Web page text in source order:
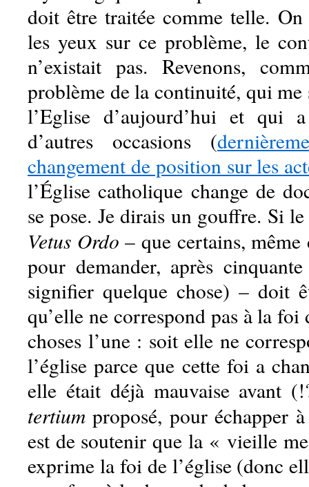
doit être traitée comme telle.
les yeux sur ce problème, le
n’existait pas. Revenons,
problème de la continuité, qui
l’Eglise d’aujourd’hui et qui
d’autres occasions (
changement de position sur les
l’Église catholique change de
se pose. Je dirais un gouffre. Si
Vetus Ordo – que certains, même
pour demander, après
signifier quelque chose) – doit
qu’elle ne correspond pas à la foi
choses l’une : soit elle ne
l’église parce que cette foi a
elle était déjà mauvaise avant
tertium proposé, pour échapper
est de soutenir que la « vieille
exprime la foi de l’église (donc